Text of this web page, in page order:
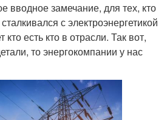
вводное замечание, для тех, кто
с электроэнергетикой
кто есть кто в отрасли. Так вот,
то энергокомпании у нас